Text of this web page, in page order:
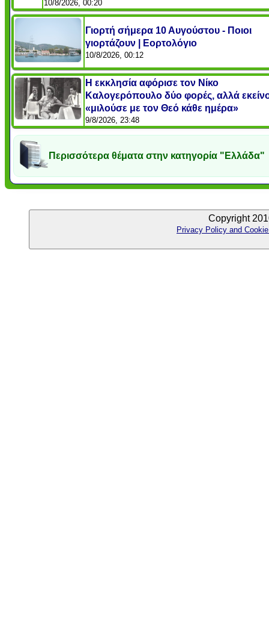
10/8/2026, 00:20
Γιορτή σήμερα 10 Αυγούστου - Ποιοι
γιορτάζουν | Εορτολόγιο
10/8/2026, 00:12
Η εκκλησία αφόρισε τον Νίκο
Καλογερόπουλο δύο φορές, αλλά
«μιλούσε με τον Θεό κάθε ημέρα»
9/8/2026, 23:48
Περισσότερα θέματα στην κατηγορία "Ελλάδα"
Copyright
Privacy Policy and